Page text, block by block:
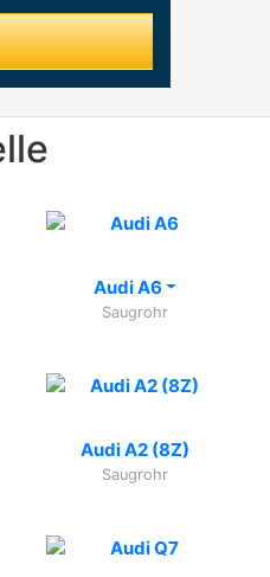
Audi A6
Saugrohr
Audi A2 (8Z)
Saugrohr